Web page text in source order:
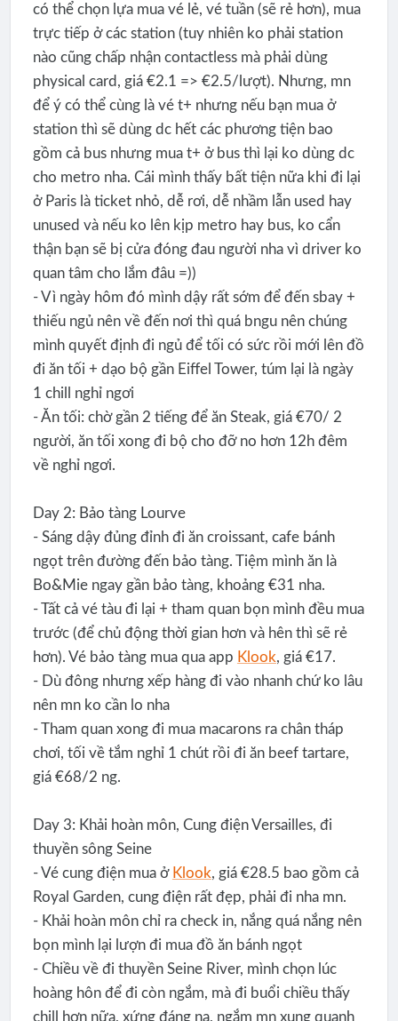
có thể chọn lựa mua vé lẻ, vé tuần (sẽ rẻ hơn), mua
trực tiếp ở các station (tuy nhiên ko phải station
nào cũng chấp nhận contactless mà phải dùng
physical card, giá €2.1 => €2.5/lượt). Nhưng, mn
để ý có thể cùng là vé t+ nhưng nếu bạn mua ở
station thì sẽ dùng dc hết các phương tiện bao
gồm cả bus nhưng mua t+ ở bus thì lại ko dùng dc
cho metro nha. Cái mình thấy bất tiện nữa khi đi lại
ở Paris là ticket nhỏ, dễ rơi, dễ nhầm lẫn used hay
unused và nếu ko lên kịp metro hay bus, ko cẩn
thận bạn sẽ bị cửa đóng đau người nha vì driver ko
quan tâm cho lắm đâu =))
- Vì ngày hôm đó mình dậy rất sớm để đến sbay +
thiếu ngủ nên về đến nơi thì quá bngu nên chúng
mình quyết định đi ngủ để tối có sức rồi mới lên đồ
đi ăn tối + dạo bộ gần Eiffel Tower, túm lại là ngày
1 chill nghỉ ngơi
- Ăn tối: chờ gần 2 tiếng để ăn Steak, giá €70/ 2
người, ăn tối xong đi bộ cho đỡ no hơn 12h đêm
về nghỉ ngơi.
Day 2: Bảo tàng Lourve
- Sáng dậy đủng đỉnh đi ăn croissant, cafe bánh
ngọt trên đường đến bảo tàng. Tiệm mình ăn là
Bo&Mie ngay gần bảo tàng, khoảng €31 nha.
- Tất cả vé tàu đi lại + tham quan bọn mình đều mua
trước (để chủ động thời gian hơn và hên thì sẽ rẻ
hơn). Vé bảo tàng mua qua app Klook, giá €17.
- Dù đông nhưng xếp hàng đi vào nhanh chứ ko lâu
nên mn ko cần lo nha
- Tham quan xong đi mua macarons ra chân tháp
chơi, tối về tắm nghỉ 1 chút rồi đi ăn beef tartare,
giá €68/2 ng.
Day 3: Khải hoàn môn, Cung điện Versailles, đi
thuyền sông Seine
- Vé cung điện mua ở Klook, giá €28.5 bao gồm cả
Royal Garden, cung điện rất đẹp, phải đi nha mn.
- Khải hoàn môn chỉ ra check in, nắng quá nắng nên
bọn mình lại lượn đi mua đồ ăn bánh ngọt
- Chiều về đi thuyền Seine River, mình chọn lúc
hoàng hôn để đi còn ngắm, mà đi buổi chiều thấy
chill hơn nữa, xứng đáng na, ngắm mn xung quanh